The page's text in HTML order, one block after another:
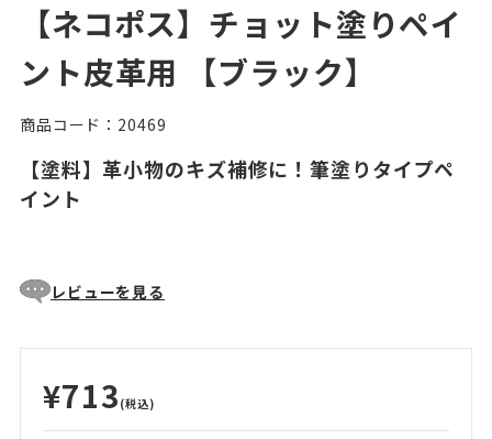
【ネコポス】チョット塗りペイ
ント皮革用 【ブラック】
商品コード：20469
【塗料】革小物のキズ補修に！筆塗りタイプペ
イント
レビューを見る
¥713 (税込)